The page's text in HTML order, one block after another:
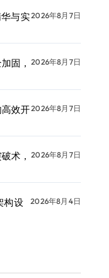
与实2026年8月7日
固， 2026年8月7日
效开2026年8月7日
术， 2026年8月7日
构设
2026年8月4日